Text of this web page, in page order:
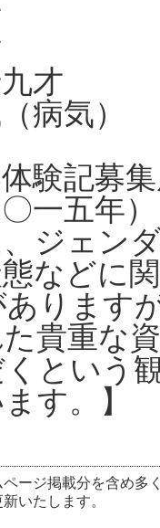
気）
験記募
一五年
、ジェン
などに
ります
貴重な
という
す。】
ージ掲載分を含め多
いたします。